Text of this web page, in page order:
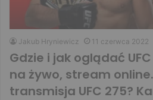
Jakub Hryniewicz 11 czerwca 2022
Gdzie i jak oglądać
na żywo, stream
transmisja UFC 275?